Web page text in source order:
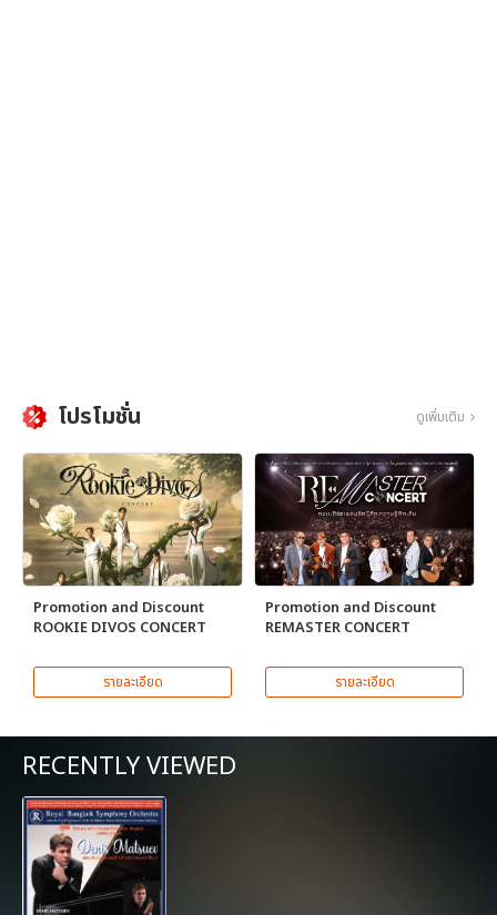
โปรโมชั่น ดูเพิ่มเติม
Promotion and Discount
ROOKIE DIVOS CONCERT
รายละเอียด
Promotion and Discount
REMASTER CONCERT
รายละเอียด
RECENTLY VIEWED